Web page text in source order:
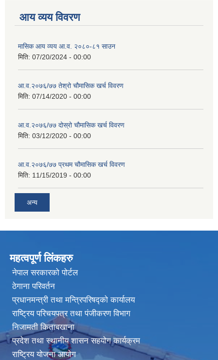
आय व्यय विवरण
मासिक आय व्यय आ.व. २०८०-८१ साउन
मिति: 07/20/2024 - 00:00
आ.व.२०७६/७७ तेश्रो चौमासिक खर्च विवरण
मिति: 07/14/2020 - 00:00
आ.व.२०७६/७७ दोस्रो चौमासिक खर्च विवरण
मिति: 03/12/2020 - 00:00
आ.व.२०७६/७७ प्रथम चौमासिक खर्च विवरण
मिति: 11/15/2019 - 00:00
अन्य
महत्वपूर्ण लिंकहरु
नेपाल सरकारको पोर्टल
ठेगाना परिवर्तन
प्रधानमन्त्री तथा मन्त्रिपरिषद्को कार्यालय
राष्ट्रिय परिचयपत्र तथा पंजीकरण विभाग
निजामती किताबखाना
प्रदेश तथा स्थानीय शासन सहयोग कार्यक्रम
राष्ट्रिय योजना आयोग